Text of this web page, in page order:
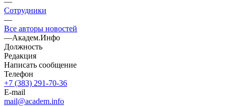
Сотрудники
—
Все авторы новостей
—Академ.Инфо
Должность
Редакция
Написать сообщение
Телефон
+7 (383) 291-70-36
E-mail
mail@academ.info